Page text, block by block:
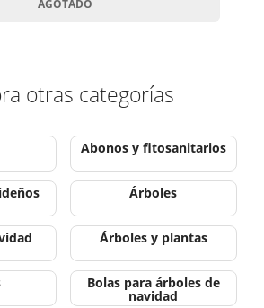
otras categorías
Abonos y fitosanitarios
Árboles
Árboles y plantas
Bolas para árboles de
navidad